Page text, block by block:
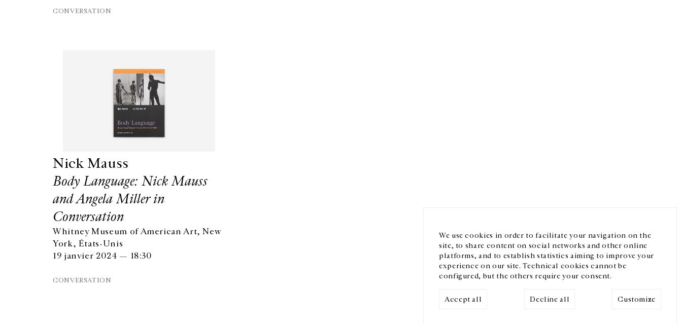
We use cookies in order to facilitate your navigation on the
site, to share content on social networks and other online
platforms, and to establish statistics aiming to improve your
experience on our site. Technical cookies cannot be
configured, but the others require your consent.
Accept all Decline all Customize
CONVERSATION
Nick Mauss
Body Language: Nick Mauss
and Angela Miller in
Conversation
Whitney Museum of American Art, New
York, États-Unis
19 janvier 2024 — 18:30
CONVERSATION
10 RUE CHARLOT, 75003 PARIS
+33 1 42 77 38 87
GALERIE@CROUSEL.COM
Mentions légales